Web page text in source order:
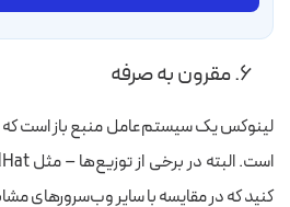
۶. مقرون‌ به‌ صرفه
لینوکس یک سیستم‌عامل منبع باز است که
کنید که در مقایسه با سایر وب‌سرورهای